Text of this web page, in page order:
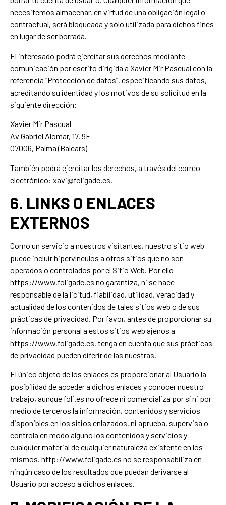
necesitemos almacenar, en virtud de una obligación legal o
contractual, será bloqueada y sólo utilizada para dichos fines
en lugar de ser borrada.
El interesado podrá ejercitar sus derechos mediante
comunicación por escrito dirigida a Xavier Mir Pascual con la
referencia “Protección de datos”, especificando sus datos,
acreditando su identidad y los motivos de su solicitud en la
siguiente dirección:
Xavier Mir Pascual
Av Gabriel Alomar, 17, 9E
07006, Palma (Balears)
También podrá ejercitar los derechos, a través del correo
electrónico: xavi@foligade.es.
6. LINKS O ENLACES
EXTERNOS
Como un servicio a nuestros visitantes, nuestro sitio web
puede incluir hipervínculos a otros sitios que no son
operados o controlados por el Sitio Web. Por ello
https://www.foligade.es no garantiza, ni se hace
responsable de la licitud, fiabilidad, utilidad, veracidad y
actualidad de los contenidos de tales sitios web o de sus
prácticas de privacidad. Por favor, antes de proporcionar su
información personal a estos sitios web ajenos a
https://www.foligade.es, tenga en cuenta que sus prácticas
de privacidad pueden diferir de las nuestras.
El único objeto de los enlaces es proporcionar al Usuario la
posibilidad de acceder a dichos enlaces y conocer nuestro
trabajo, aunque foli.es no ofrece ni comercializa por sí ni por
medio de terceros la información, contenidos y servicios
disponibles en los sitios enlazados, ni aprueba, supervisa o
controla en modo alguno los contenidos y servicios y
cualquier material de cualquier naturaleza existente en los
mismos. http://www.foligade.es no se responsabiliza en
ningún caso de los resultados que puedan derivarse al
Usuario por acceso a dichos enlaces.